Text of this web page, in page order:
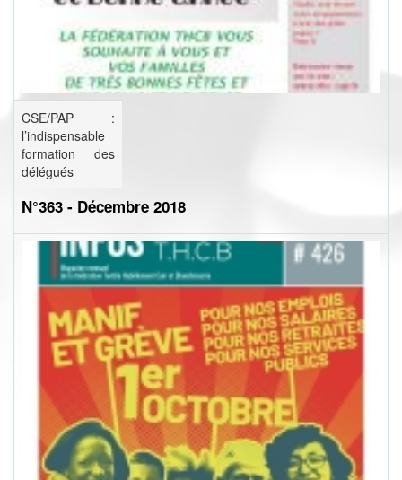
CSE/PAP :
l’indispensable
formation des
délégués
N°363 - Décembre 2018